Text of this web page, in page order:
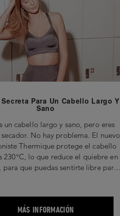
Secreta Para Un Cabello Largo Y
Sano
un cabello largo y sano, pero eres
No hay problema. El nuevo
Thermique protege el cabello
230°C, lo que reduce el quiebre en
para que puedas sentirte libre para
MÁS INFORMACIÓN